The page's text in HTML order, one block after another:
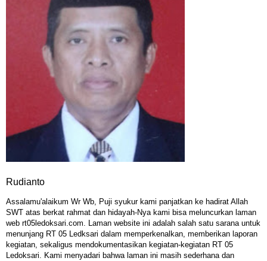
Rudianto
Assalamu'alaikum Wr Wb, Puji syukur kami panjatkan ke hadirat Allah
SWT atas berkat rahmat dan hidayah-Nya kami bisa meluncurkan laman
web rt05ledoksari.com. Laman website ini adalah salah satu sarana untuk
menunjang RT 05 Ledksari dalam memperkenalkan, memberikan laporan
kegiatan, sekaligus mendokumentasikan kegiatan-kegiatan RT 05
Ledoksari. Kami menyadari bahwa laman ini masih sederhana dan